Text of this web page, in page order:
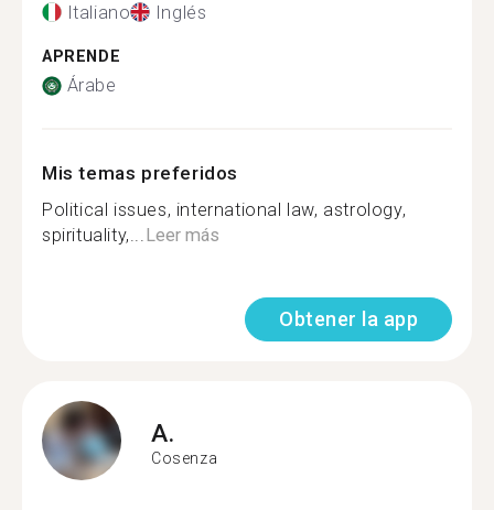
Italiano Inglés
APRENDE
Árabe
Mis temas preferidos
Political issues, international law, astrology,
spirituality,...Leer más
Obtener la app
A.
Cosenza